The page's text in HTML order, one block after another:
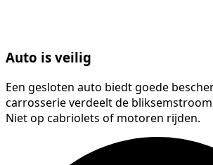
Auto is veilig
Een gesloten auto biedt goede
carrosserie verdeelt de
Niet op cabriolets of motoren rijden.